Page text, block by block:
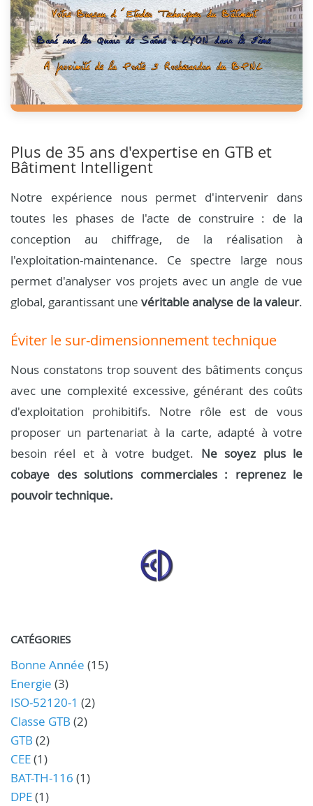
Plus de 35 ans d'expertise en GTB et
Bâtiment Intelligent
Notre expérience nous permet d'intervenir dans
toutes les phases de l'acte de construire : de la
conception au chiffrage, de la réalisation à
l'exploitation-maintenance. Ce spectre large nous
permet d'analyser vos projets avec un angle de vue
global, garantissant une véritable analyse de la valeur.
Éviter le sur-dimensionnement technique
Nous constatons trop souvent des bâtiments conçus
avec une complexité excessive, générant des coûts
d'exploitation prohibitifs. Notre rôle est de vous
proposer un partenariat à la carte, adapté à votre
besoin réel et à votre budget. Ne soyez plus le
cobaye des solutions commerciales : reprenez le
pouvoir technique.
CATÉGORIES
Bonne Année (15)
Energie (3)
ISO-52120-1 (2)
Classe GTB (2)
GTB (2)
CEE(1)
BAT-TH-116 (1)
DPE(1)